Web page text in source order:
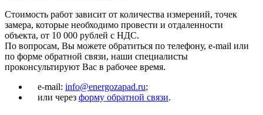
Стоимость работ зависит от количества измерений, точек
замера, которые необходимо провести и отдаленности
объекта, от 10 000 рублей с НДС.
По вопросам, Вы можете обратиться по телефону, e-mail или
по форме обратной связи, наши специалисты
проконсультируют Вас в рабочее время.
e-mail: info@energozapad.ru;
или через форму обратной связи.